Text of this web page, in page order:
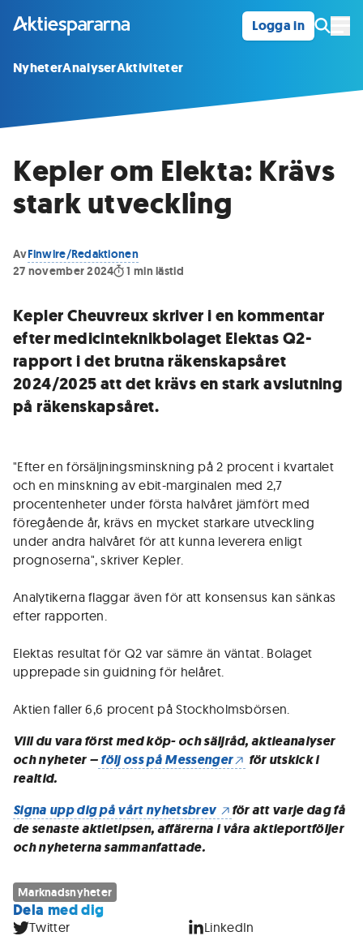
Logga in
NyheterAnalyserAktiviteter
Kepler om Elekta: Krävs
stark utveckling
AvFinwire/Redaktionen
27 november 2024
1 min lästid
Kepler Cheuvreux skriver i en kommentar
efter medicinteknikbolaget Elektas Q2-
rapport i det brutna räkenskapsåret
2024/2025 att det krävs en stark avslutning
på räkenskapsåret.
"Efter en försäljningsminskning på 2 procent i kvartalet
och en minskning av ebit-marginalen med 2,7
procentenheter under första halvåret jämfört med
föregående år, krävs en mycket starkare utveckling
under andra halvåret för att kunna leverera enligt
prognoserna", skriver Kepler.
Analytikerna flaggar även för att konsensus kan sänkas
efter rapporten.
Elektas resultat för Q2 var sämre än väntat. Bolaget
upprepade sin guidning för helåret.
Aktien faller 6,6 procent på Stockholmsbörsen.
Vill du vara först med köp- och säljråd, aktieanalyser
och nyheter –följ oss på Messenger
för utskick i
realtid.
Signa upp dig på vårt nyhetsbrev
för att varje dag få
de senaste aktietipsen, affärerna i våra aktieportföljer
och nyheterna sammanfattade.
Marknadsnyheter
Dela med dig
Twitter LinkedIn